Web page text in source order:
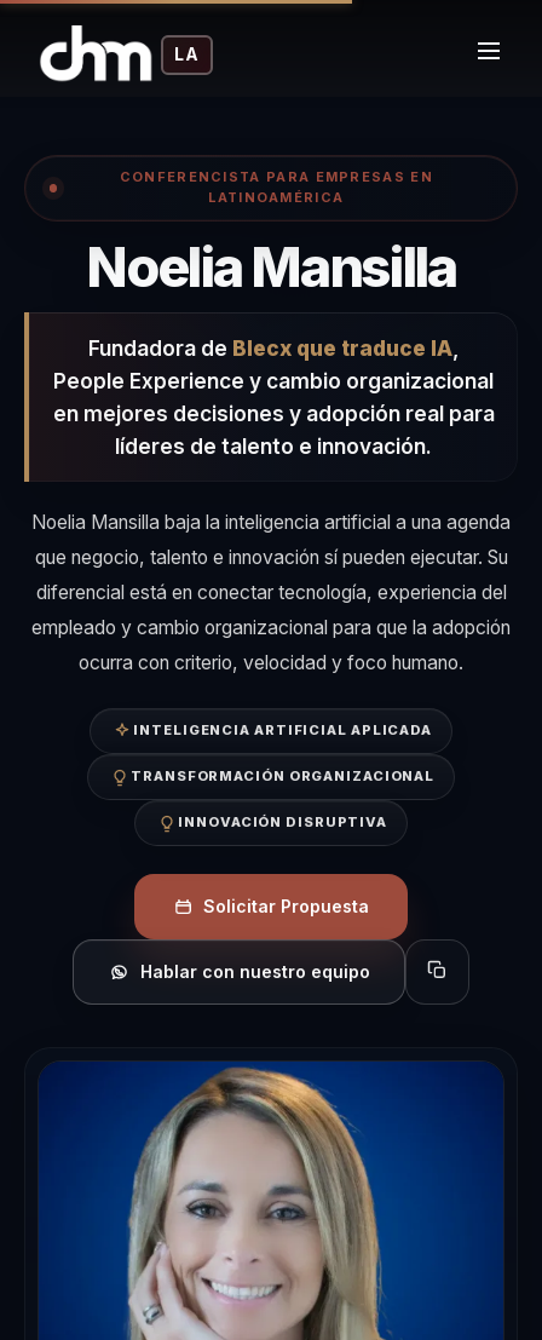
LA
CONFERENCISTA PARA EMPRESAS EN
LATINOAMÉRICA
Noelia Mansilla–
Fundadora de Blecx que traduce IA,
People Experience y cambio organizacional
en mejores decisiones y adopción real para
líderes de talento e innovación.
Noelia Mansilla baja la inteligencia artificial a una agenda
que negocio, talento e innovación sí pueden ejecutar. Su
diferencial está en conectar tecnología, experiencia del
empleado y cambio organizacional para que la adopción
ocurra con criterio, velocidad y foco humano.
INTELIGENCIA ARTIFICIAL APLICADA
TRANSFORMACIÓN ORGANIZACIONAL
INNOVACIÓN DISRUPTIVA
Solicitar Propuesta
Hablar con nuestro equipo Copiar perfil